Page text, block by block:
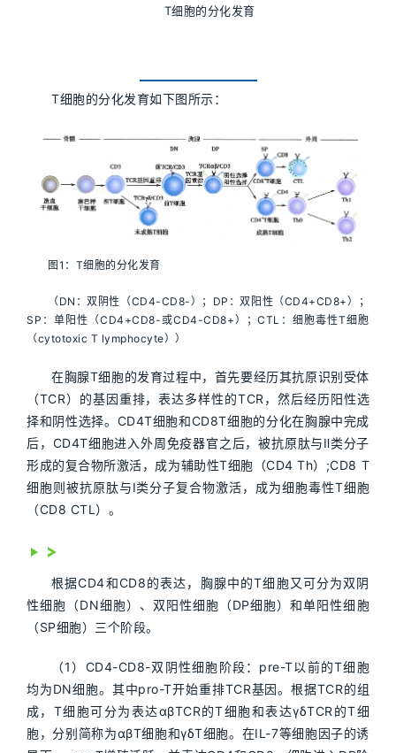
T细胞的分化发育
T细胞的分化发育如下图所示：
图1：T细胞的分化发育
（DN：双阴性（CD4-CD8-）；DP：双阳性（CD4+CD8+）；
SP：单阳性（CD4+CD8-或CD4-CD8+）；CTL：细胞毒性T细胞
（cytotoxic T lymphocyte））
在胸腺T细胞的发育过程中，首先要经历其抗原识别受体
（TCR）的基因重排，表达多样性的TCR，然后经历阳性选
择和阴性选择。CD4T细胞和CD8T细胞的分化在胸腺中完成
后，CD4T细胞进入外周免疫器官之后，被抗原肽与Ⅱ类分子
形成的复合物所激活，成为辅助性T细胞（CD4 Th）;CD8 T
细胞则被抗原肽与I类分子复合物激活，成为细胞毒性T细胞
（CD8 CTL）。
根据CD4和CD8的表达，胸腺中的T细胞又可分为双阴
性细胞（DN细胞）、双阳性细胞（DP细胞）和单阳性细胞
（SP细胞）三个阶段。
（1）CD4-CD8-双阴性细胞阶段：pre-T以前的T细胞
均为DN细胞。其中pro-T开始重排TCR基因。根据TCR的组
成，T细胞可分为表达αβTCR的T细胞和表达γδTCR的T细
胞，分别简称为αβT细胞和γδT细胞。在IL-7等细胞因子的诱